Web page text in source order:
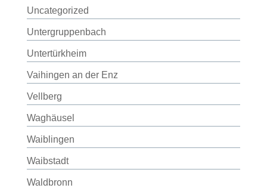
Uncategorized
Untergruppenbach
Untertürkheim
Vaihingen an der Enz
Vellberg
Waghäusel
Waiblingen
Waibstadt
Waldbronn